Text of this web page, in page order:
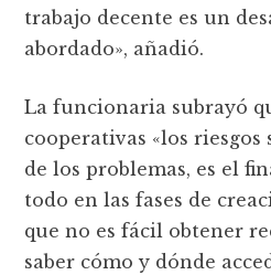
trabajo decente es un
abordado», añadió.
La funcionaria subrayó
cooperativas «los riesgos
de los problemas, es el
todo en las fases de
que no es fácil obtener
saber cómo y dónde